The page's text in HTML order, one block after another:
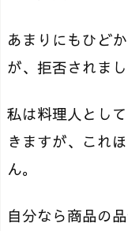
あまりにもひど
が、拒否されまし
私は料理人とし
きますが、これ
ん。
自分なら商品の